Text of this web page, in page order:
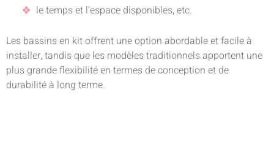
le temps et l’espace disponibles, etc.
Les bassins en kit offrent une option abordable et facile à
installer, tandis que les modèles traditionnels apportent une
plus grande flexibilité en termes de conception et de
durabilité à long terme.